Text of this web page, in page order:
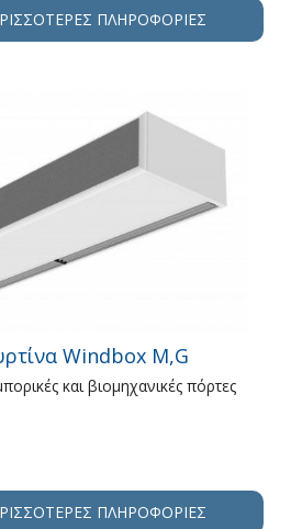
ΠΛΗΡΟΦΟΡΊΕΣ
Windbox M,G
και βιομηχανικές πόρτες
ΠΛΗΡΟΦΟΡΊΕΣ